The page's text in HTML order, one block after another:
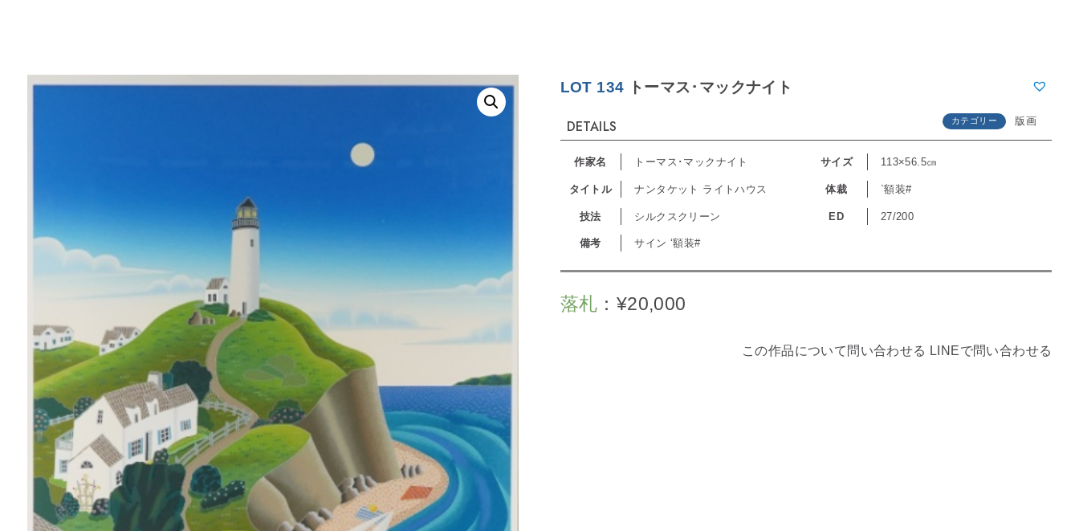
LOT 134 トーマス･マックナイト
DETAILS カテゴリー 版画
作家名 トーマス･マックナイト サイズ 113×56.5㎝
タイトル ナンタケット ライトハウス 体裁 `額装#
技法 シルクスクリーン ED 27/200
備考 サイン ‘額装#
落札 ： ¥20,000
この作品について問い合わせる LINEで問い合わせる